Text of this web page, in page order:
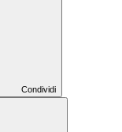
Condividi